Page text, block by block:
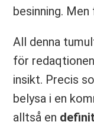
besinning.
All denna
för
insikt. Precis
belysa i en
alltså en